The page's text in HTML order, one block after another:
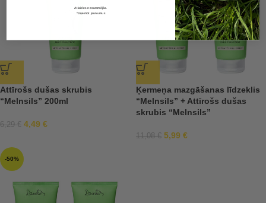
Attīrošs dušas skrubis
“Melnsils” 200ml
6,29€ 4,49 €
Ķermeņa mazgāšanas līdzeklis
“Melnsils” + Attīrošs dušas
skrubis “Melnsils”
11,08€ 5,99 €
-50%
Atlaides nesummējās.
*Izņemot jaunumus